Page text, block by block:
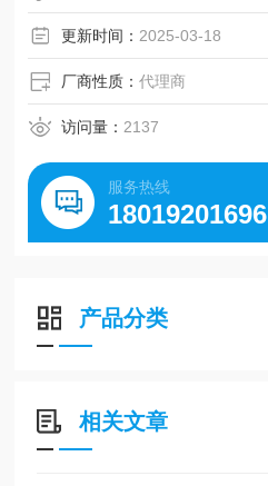
更新时间： 2025-03-18
厂商性质：代理商
访问量： 2137
服务热线
18019201696
产品分类
相关文章